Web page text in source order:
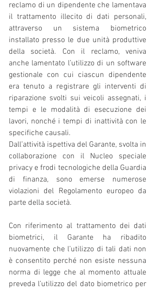
reclamo di un dipendente che lamentava
il trattamento illecito di dati personali,
attraverso un sistema biometrico
installato presso le due unità produttive
della società. Con il reclamo, veniva
anche lamentato l’utilizzo di un software
gestionale con cui ciascun dipendente
era tenuto a registrare gli interventi di
riparazione svolti sui veicoli assegnati, i
tempi e le modalità di esecuzione dei
lavori, nonché i tempi di inattività con le
specifiche causali.
Dall’attività ispettiva del Garante, svolta in
collaborazione con il Nucleo speciale
privacy e frodi tecnologiche della Guardia
di finanza, sono emerse numerose
violazioni del Regolamento europeo da
parte della società.
Con riferimento al trattamento dei dati
biometrici, il Garante ha ribadito
nuovamente che l’utilizzo di tali dati non
è consentito perché non esiste nessuna
norma di legge che al momento attuale
preveda l’utilizzo del dato biometrico per